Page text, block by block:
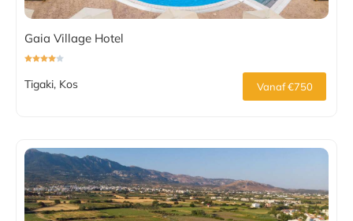
Gaia Village Hotel
Tigaki, Kos Vanaf €750